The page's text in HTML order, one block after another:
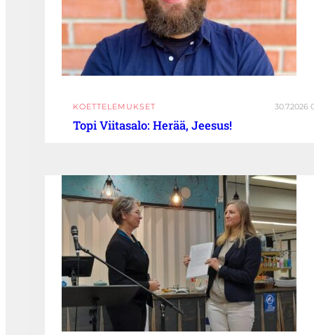
KOETTELEMUKSET 30.7.2026
Topi Viitasalo: Herää, Jeesus!